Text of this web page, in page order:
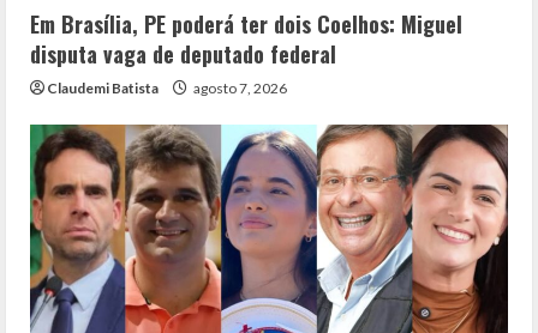
Em Brasília, PE poderá ter dois Coelhos: Miguel
disputa vaga de deputado federal
Claudemi Batista agosto 7, 2026